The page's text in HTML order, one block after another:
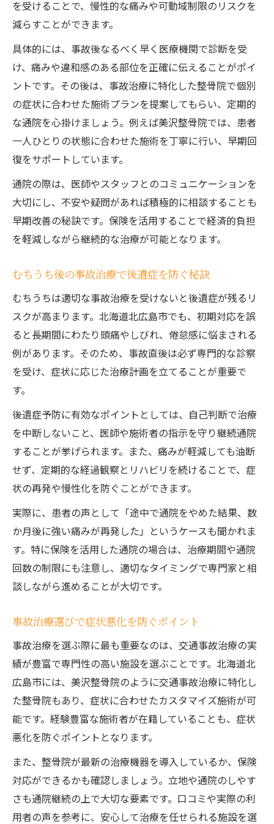
を受けることで、慢性的な痛みや可動域制限のリスクを
減らすことができます。
具体的には、事故後なるべく早く医療機関で診断を受
け、痛みや違和感のある部位を正確に伝えることがポイ
ントです。その後は、事故治療に特化した整骨院で個別
の症状に合わせた施術プランを提案してもらい、定期的
な通院を心掛けましょう。例えば美沢整骨院では、患者
一人ひとりの状態に合わせた施術を丁寧に行い、早期回
復をサポートしています。
通院の際は、医師やスタッフとのコミュニケーションを
大切にし、不安や疑問があれば積極的に相談することも
早期改善の秘訣です。保険を活用することで経済的負担
を軽減しながら継続的な治療が可能となります。
むちうち後の事故治療で後遺症を防ぐ秘訣
むちうちは適切な事故治療を受けないと後遺症が残るリ
スクが高まります。北海道北広島市でも、初期対応を誤
ると長期間にわたり頭痛やしびれ、倦怠感に悩まされる
例があります。そのため、事故直後は必ず専門的な診察
を受け、症状に応じた治療計画を立てることが重要で
す。
後遺症予防に有効なポイントとしては、自己判断で治療
を中断しないこと、医師や施術者の指示を守り継続通院
することが挙げられます。また、痛みが軽減しても油断
せず、定期的な経過観察とリハビリを続けることで、症
状の再発や慢性化を防ぐことができます。
実際に、患者の声として「途中で通院をやめた結果、数
か月後に強い痛みが再発した」というケースも聞かれま
す。特に保険を活用した通院の場合は、治療期間や通院
回数の制限にも注意し、適切なタイミングで専門家と相
談しながら進めることが大切です。
事故治療選びで症状悪化を防ぐポイント
事故治療を選ぶ際に最も重要なのは、交通事故治療の実
績が豊富で専門性の高い施設を選ぶことです。北海道北
広島市には、美沢整骨院のように交通事故治療に特化し
た整骨院もあり、症状に合わせたカスタマイズ施術が可
能です。経験豊富な施術者が在籍していることも、症状
悪化を防ぐポイントとなります。
また、整骨院が最新の治療機器を導入しているか、保険
対応ができるかも確認しましょう。立地や通院のしやす
さも通院継続の上で大切な要素です。口コミや実際の利
用者の声を参考に、安心して治療を任せられる施設を選